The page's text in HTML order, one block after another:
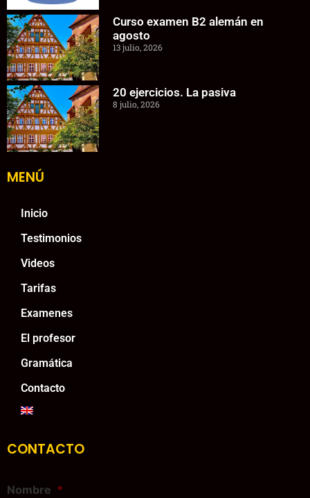
Curso examen B2 alemán en
agosto
13 julio, 2026
20 ejercicios. La pasiva
8 julio, 2026
MENÚ
Inicio
Testimonios
Videos
Tarifas
Examenes
El profesor
Gramática
Contacto
CONTACTO
Nombre *